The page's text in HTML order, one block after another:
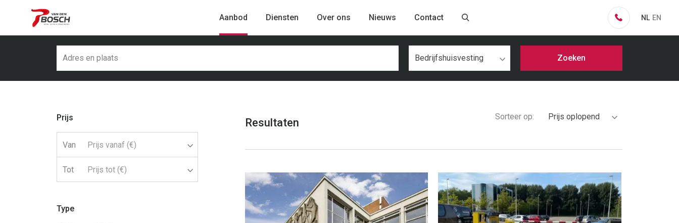
Aanbod Diensten Over ons Nieuws Contact NL EN
Bedrijfshuisvesting Zoeken
Resultaten Sorteer op: Prijs oplopend
Prijs
Van
Tot
Prijs vanaf (€)
Prijs tot (€)
Type